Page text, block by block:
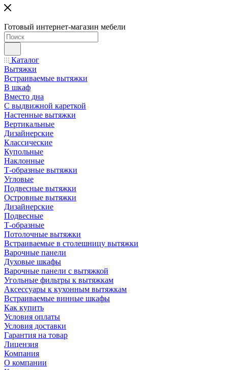
Готовый интернет-магазин мебели
Каталог
Вытяжки
Встраиваемые вытяжки
В шкаф
Вместо дна
С выдвижной кареткой
Настенные вытяжки
Вертикальные
Дизайнерские
Классические
Купольные
Наклонные
Т-образные вытяжки
Угловые
Подвесные вытяжки
Островные вытяжки
Дизайнерские
Подвесные
Т-образные
Потолочные вытяжки
Встраиваемые в столешницу вытяжки
Варочные панели
Духовые шкафы
Варочные панели с вытяжкой
Угольные фильтры к вытяжкам
Аксессуары к кухонным вытяжкам
Встраиваемые винные шкафы
Как купить
Условия оплаты
Условия доставки
Гарантия на товар
Лицензия
Компания
О компании